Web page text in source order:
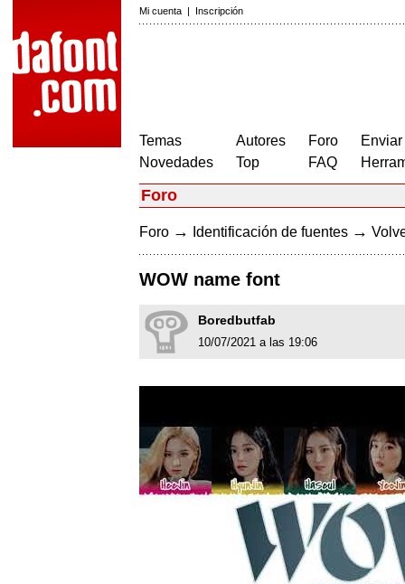
Mi cuenta | Inscripción
Temas
Novedades
Autores
Top
Foro
FAQ
Foro
Foro → Identificación de fuentes →
WOW name font
Boredbutfab
10/07/2021 a las 19:06